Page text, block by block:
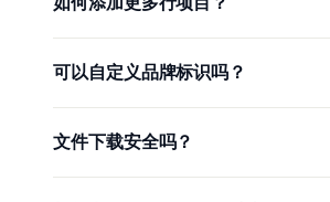
可以自定义品牌标识吗？
文件下载安全吗？